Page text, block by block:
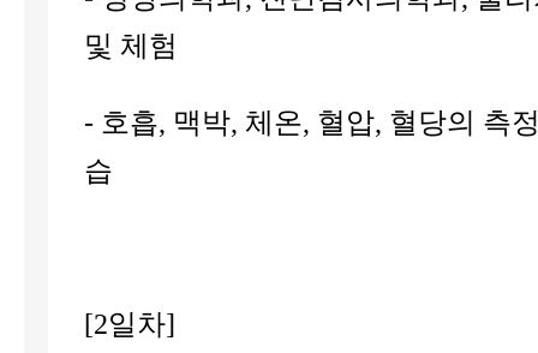
및 체험
- 호흡, 맥박, 체온, 혈압, 혈당의 측
습
[2일차]